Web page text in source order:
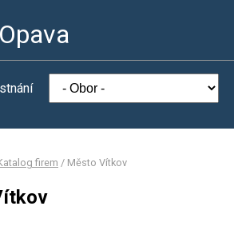
firem / Město Vítkov